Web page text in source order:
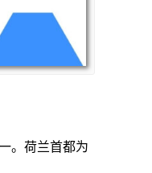
。荷兰首都为